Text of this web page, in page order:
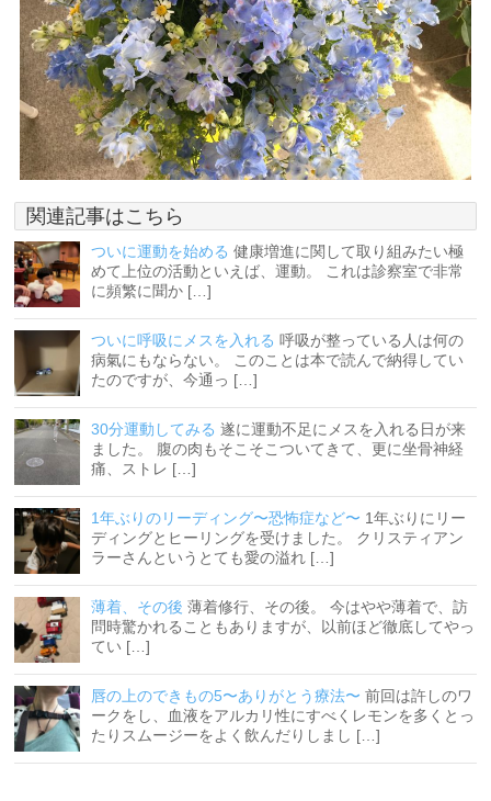
関連記事はこちら
ついに運動を始める 健康増進に関して取り組みたい極
めて上位の活動といえば、運動。 これは診察室で非常
に頻繁に聞か […]
ついに呼吸にメスを入れる 呼吸が整っている人は何の
病氣にもならない。 このことは本で読んで納得してい
たのですが、今通っ […]
30分運動してみる 遂に運動不足にメスを入れる日が来
ました。 腹の肉もそこそこついてきて、更に坐骨神経
痛、ストレ […]
1年ぶりのリーディング〜恐怖症など〜 1年ぶりにリー
ディングとヒーリングを受けました。 クリスティアン
ラーさんというとても愛の溢れ […]
薄着、その後 薄着修行、その後。 今はやや薄着で、訪
問時驚かれることもありますが、以前ほど徹底してやっ
てい […]
唇の上のできもの5〜ありがとう療法〜 前回は許しのワ
ークをし、血液をアルカリ性にすべくレモンを多くとっ
たりスムージーをよく飲んだりしまし […]